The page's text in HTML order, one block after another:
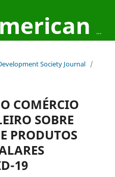
South American Development Society Journal
Society Journal /
COMÉRCIO
SOBRE
PRODUTOS
19